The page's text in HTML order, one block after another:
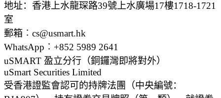
地址：香港上水龍琛路39號上水廣場17樓1718-1721
室
郵箱︰cs@usmart.hk
WhatsApp︰+852 5989 2641
uSMART 盈立分行 （銅鑼灣即將對外）
uSmart Securities Limited
受香港證監會認可的持牌法團（中央編號：